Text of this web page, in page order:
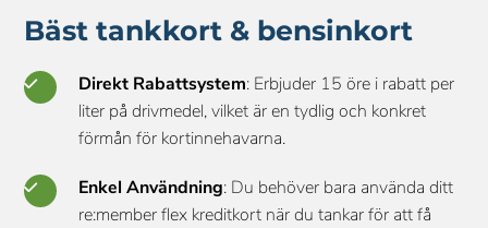
Bäst tankkort & bensinkort
Direkt Rabattsystem: Erbjuder 15 öre i rabatt per
liter på drivmedel, vilket är en tydlig och konkret
förmån för kortinnehavarna.
Enkel Användning: Du behöver bara använda ditt
re:member flex kreditkort när du tankar för att få